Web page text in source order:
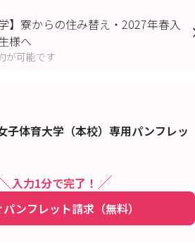
】寮からの住み替え・2027年春入
様へ
が可能です
子体育大学（本校） 専用パンフレッ
入力1分で完了！
ンフレット請求（無料）